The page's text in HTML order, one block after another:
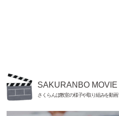
SAKURANBO MOVIE
さくらんぼ教室の様子や取り組みを動